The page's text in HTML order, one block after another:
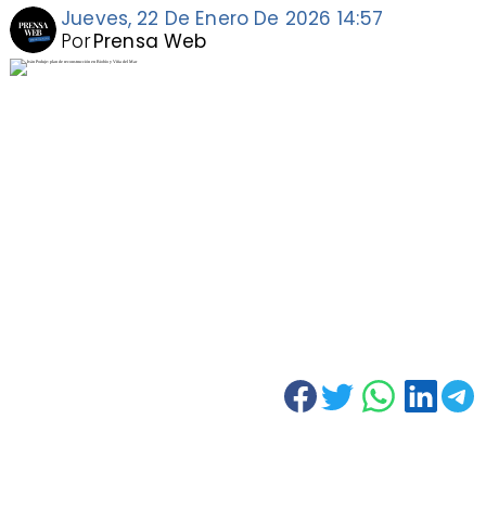
Jueves, 22 De Enero De 2026 14:57
Prensa Web
Por